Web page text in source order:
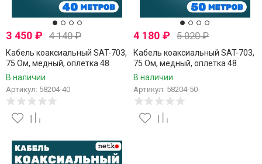
3 450 ₽ 4 140₽
Кабель коаксиальный SAT-703,
75 Ом, медный, оплетка 48
нитей, черный, уличный, Netko,
В наличии
Артикул: 58204-40
4 180₽ 5 020₽
Кабель коаксиальный SAT-703,
75 Ом, медный, оплетка 48
нитей, черный, уличный, Netko,
В наличии
Артикул: 58204-50